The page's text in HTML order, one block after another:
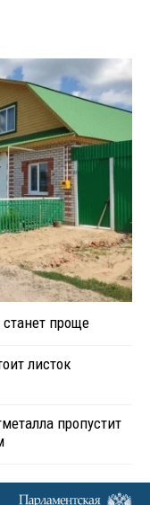
проще
листок
пропустит